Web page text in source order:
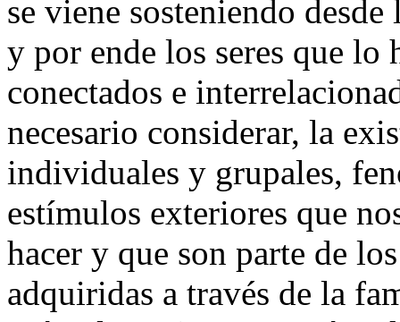
se viene sosteniendo
y por ende los seres que
conectados e
necesario considerar, la
individuales y grupales,
estímulos exteriores que
hacer y que son parte de
adquiridas a través de la